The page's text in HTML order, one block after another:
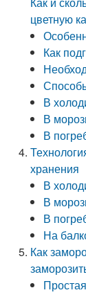
цветную
Как
В
В
В
хранения
В
В
В
На
Как